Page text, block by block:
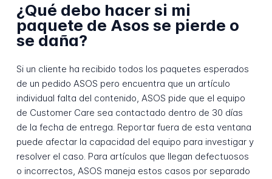
¿Qué debo hacer si mi
paquete de Asos se pierde o
se daña?
Si un cliente ha recibido todos los paquetes esperados
de un pedido ASOS pero encuentra que un artículo
individual falta del contenido, ASOS pide que el equipo
de Customer Care sea contactado dentro de 30 días
de la fecha de entrega. Reportar fuera de esta ventana
puede afectar la capacidad del equipo para investigar y
resolver el caso. Para artículos que llegan defectuosos
o incorrectos, ASOS maneja estos casos por separado